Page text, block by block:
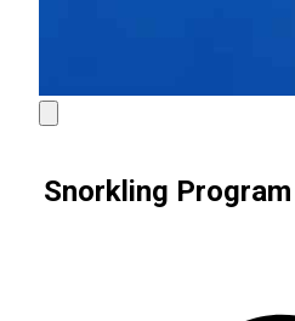
Snorkling Program